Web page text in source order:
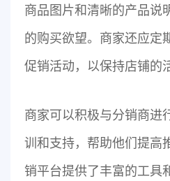
商品图片和清晰的产品说
的购买欲望。商家还应定
促销活动，以保持店铺的
商家可以积极与分销商进
训和支持，帮助他们提高
销平台提供了丰富的工具